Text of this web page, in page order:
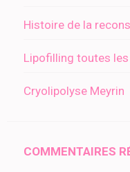
Histoire de la
Lipofilling toutes
Cryolipolyse Meyrin
COMMENTAIRES